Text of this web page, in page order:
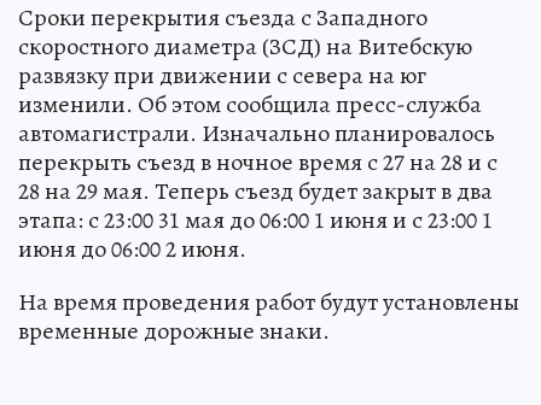
Сроки перекрытия съезда с Западного
скоростного диаметра (ЗСД) на Витебскую
развязку при движении с севера на юг
изменили. Об этом сообщила пресс-служба
автомагистрали. Изначально планировалось
перекрыть съезд в ночное время с 27 на 28 и с
28 на 29 мая. Теперь съезд будет закрыт в два
этапа: с 23:00 31 мая до 06:00 1 июня и с 23:00 1
июня до 06:00 2 июня.
На время проведения работ будут установлены
временные дорожные знаки.